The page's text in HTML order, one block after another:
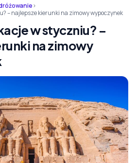
›
– najlepsze kierunki na zimowy wypoczynek
w styczniu? –
na zimowy